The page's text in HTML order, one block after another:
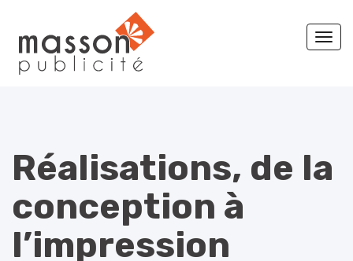
Réalisations, de la
conception à
l’impression